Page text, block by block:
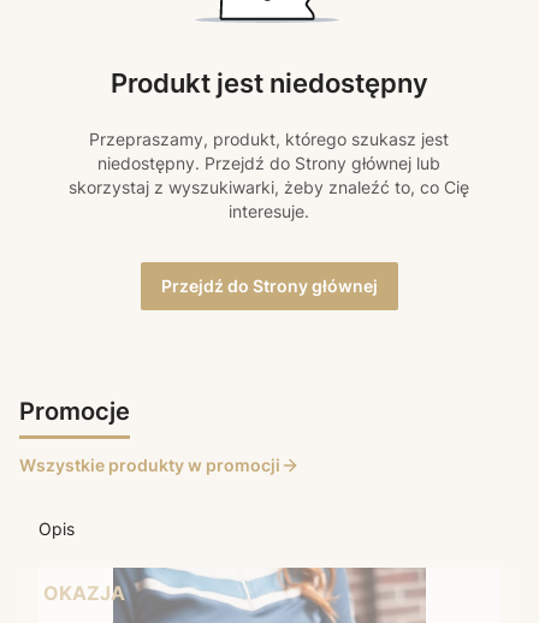
Produkt jest niedostępny
Przepraszamy, produkt, którego szukasz jest
niedostępny. Przejdź do Strony głównej lub
skorzystaj z wyszukiwarki, żeby znaleźć to, co Cię
interesuje.
Przejdź do Strony głównej
Promocje
Wszystkie produkty w promocji
Opis
OKAZJA